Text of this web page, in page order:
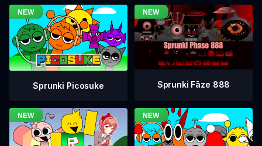
Sprunki Picosuke Sprunki Fāze 888